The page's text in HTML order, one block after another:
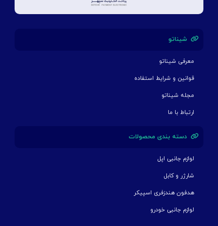
شیناتو
معرفی شیناتو
قوانین و شرایط استفاده
مجله شیناتو
ارتباط با ما
دسته بندی محصولات
لوازم جانبی اپل
شارژر و کابل
هدفون هندزفری اسپیکر
لوازم جانبی خودرو